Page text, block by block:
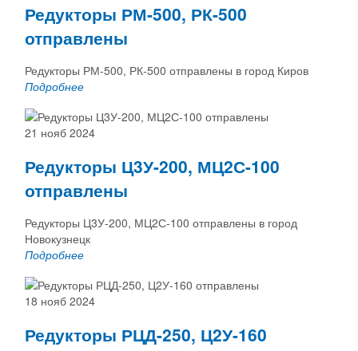
Редукторы РМ-500, РК-500
отправлены
Редукторы РМ-500, РК-500 отправлены в город Киров
Подробнее
21 нояб 2024
Редукторы Ц3У-200, МЦ2С-100
отправлены
Редукторы Ц3У-200, МЦ2С-100 отправлены в город
Новокузнецк
Подробнее
18 нояб 2024
Редукторы РЦД-250, Ц2У-160